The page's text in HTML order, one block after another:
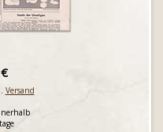
Versand